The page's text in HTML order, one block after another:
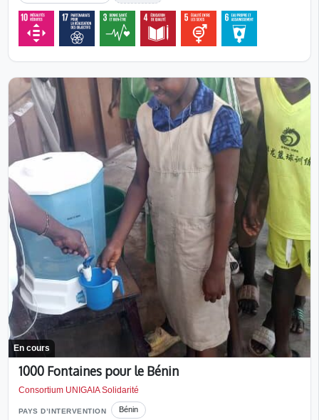
En cours
1000 Fontaines pour le Bénin
Consortium UNIGAIA Solidarité
PAYS D’INTERVENTION Bénin